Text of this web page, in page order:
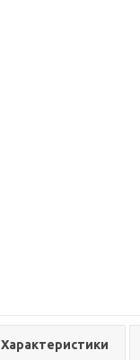
Характеристики